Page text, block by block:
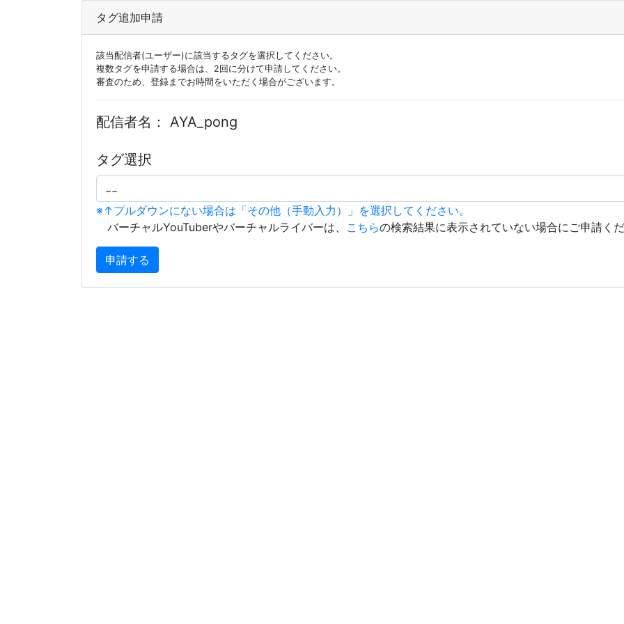
タグ追加申請
該当配信者(ユーザー)に該当するタグを選択してください。
複数タグを申請する場合は、2回に分けて申請してください。
審査のため、登録までお時間をいただく場合がございます。
配信者名： AYA_pong
タグ選択
※↑プルダウンにない場合は「その他（手動入力）」を選択してください。
バーチャルYouTuberやバーチャルライバーは、 こちらの検索結果に表示されていない場合にご申請く
申請する